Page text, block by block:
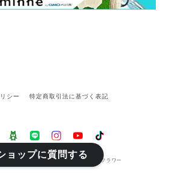
シー 特定商取引法に基づく表記
のお花｜フラワーキャンドル・ペーパーフラワー
ョップに質問する